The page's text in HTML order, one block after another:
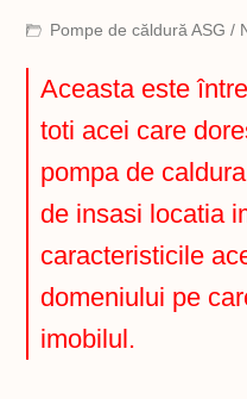
Pompe de căldură ASG/
Aceasta este
toti acei care
pompa de
de insasi locatia
caracteristicile
domeniului pe
imobilul.